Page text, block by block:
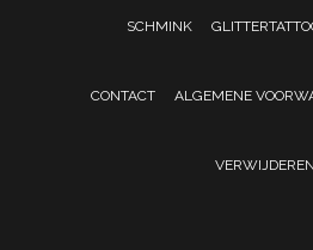
SCHMINK
CONTACT ALGEMENE
VERWIJDEREN